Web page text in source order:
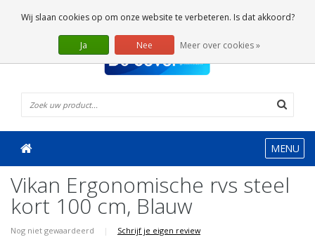
0 Artikelen
MENU
Vikan Ergonomische rvs steel
kort 100 cm, Blauw
Nog niet gewaardeerd | Schrijf je eigen review
Wij slaan cookies op om onze website te verbeteren. Is dat akkoord?
Ja Nee Meer over cookies »